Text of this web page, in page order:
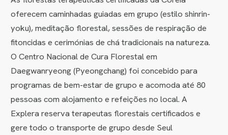
oferecem caminhadas guiadas em grupo (estilo shinrin-
yoku), meditação florestal, sessões de respiração de
fitoncidas e cerimónias de chá tradicionais na natureza.
O Centro Nacional de Cura Florestal em
Daegwanryeong (Pyeongchang) foi concebido para
programas de bem-estar de grupo e acomoda até 80
pessoas com alojamento e refeições no local. A
Explera reserva terapeutas florestais certificados e
gere todo o transporte de grupo desde Seul